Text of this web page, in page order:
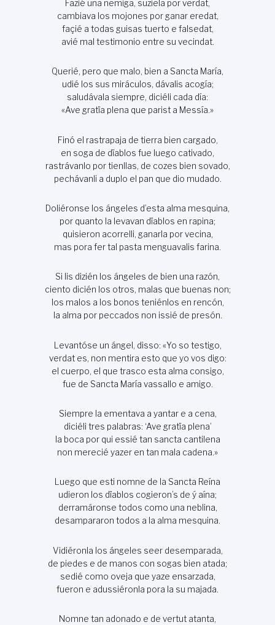
Fazié una nemiga, suziela por verdat,
cambiava los mojones por ganar eredat,
façié a todas guisas tuerto e falsedat,
avié mal testimonio entre su vecindat.
Querié, pero que malo, bien a Sancta María,
udié los sus miráculos, dávalis acogía;
saludávala siempre, diciéli cada día:
«Ave gratïa plena que parist a Messía.»
Finó el rastrapaja de tierra bien cargado,
en soga de dïablos fue luego cativado,
rastrávanlo por tienllas, de cozes bien sovado,
pechávanli a duplo el pan que dio mudado.
Doliéronse los ángeles d’esta alma mesquina,
por quanto la levavan dïablos en rapina;
quisieron acorrelli, ganarla por vecina,
mas pora fer tal pasta menguavalis farina.
Si lis dizién los ángeles de bien una razón,
ciento dicién los otros, malas que buenas non;
los malos a los bonos teniénlos en rencón,
la alma por peccados non issié de presón.
Levantóse un ángel, disso: «Yo so testigo,
verdat es, non mentira esto que yo vos digo:
el cuerpo, el que trasco esta alma consigo,
fue de Sancta María vassallo e amigo.
Siempre la ementava a yantar e a cena,
diciéli tres palabras: ‘Ave gratïa plena’
la boca por qui essié tan sancta cantilena
non merecié yazer en tan mala cadena.»
Luego que esti nomne de la Sancta Reína
udieron los dïablos cogieron’s de ý aína;
derramáronse todos como una neblina,
desampararon todos a la alma mesquina.
Vidiéronla los ángeles seer desemparada,
de piedes e de manos con sogas bien atada;
sedié como oveja que yaze ensarzada,
fueron e adussiéronla pora la su majada.
Nomne tan adonado e de vertut atanta,